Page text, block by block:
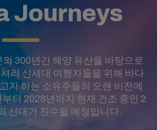
Journeys
300년간 해양 유산을 바탕으로
리 신세대 여행자들을 위해 바다
자 하는 소유주들의 오랜 비전에
터 2028년까지 현재 건조 중인 2
선대가 진수될 예정입니다.